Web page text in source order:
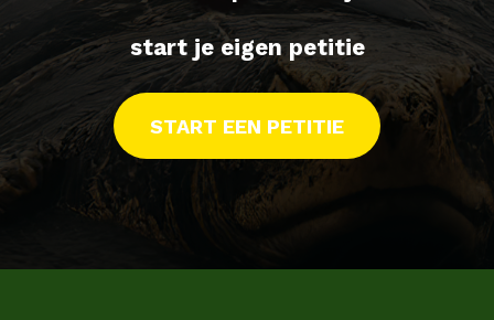
start je eigen petitie
START EEN PETITIE